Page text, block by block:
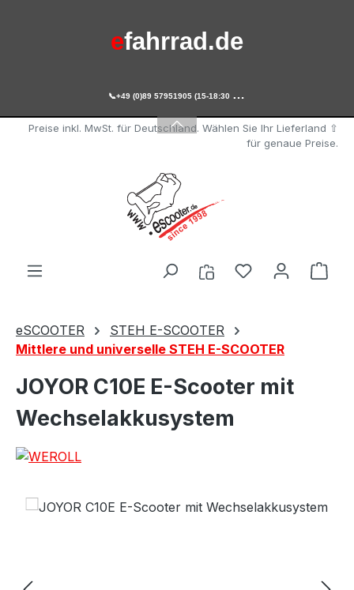
escooter.de
efahrrad.de

+49 (0)89 57951905 (15-18:30 Uhr)
Preise inkl. MwSt. für Deutschland. Wählen Sie Ihr Lieferland ⇧
für genaue Preise.
Du hast 0
eSCOOTER
STEH E-SCOOTER
Mittlere und universelle STEH E-SCOOTER
JOYOR C10E E-Scooter mit
Wechselakkusystem